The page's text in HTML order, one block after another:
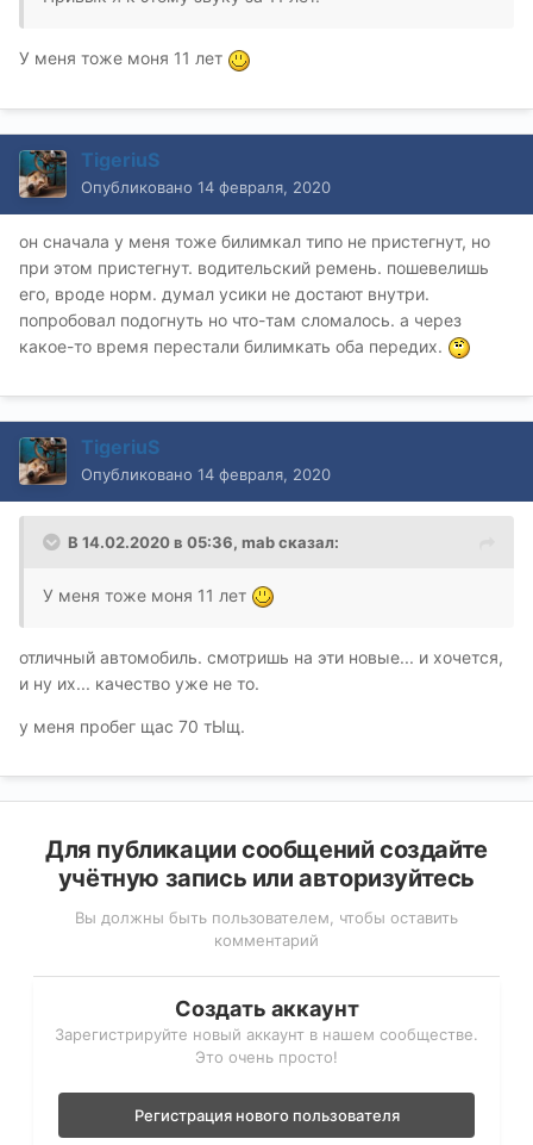
У меня тоже моня 11 лет
TigeriuS
Опубликовано 14 февраля, 2020
он сначала у меня тоже билимкал типо не пристегнут, но
при этом пристегнут. водительский ремень. пошевелишь
его, вроде норм. думал усики не достают внутри.
попробовал подогнуть но что-там сломалось. а через
какое-то время перестали билимкать оба передих.
TigeriuS
Опубликовано 14 февраля, 2020
В 14.02.2020 в 05:36, mabсказал:
У меня тоже моня 11 лет
отличный автомобиль. смотришь на эти новые... и хочется,
и ну их... качество уже не то.
у меня пробег щас 70 тЫщ.
Для публикации сообщений создайте
учётную запись или авторизуйтесь
Вы должны быть пользователем, чтобы оставить
комментарий
Создать аккаунт
Зарегистрируйте новый аккаунт в нашем сообществе.
Это очень просто!
Регистрация нового пользователя